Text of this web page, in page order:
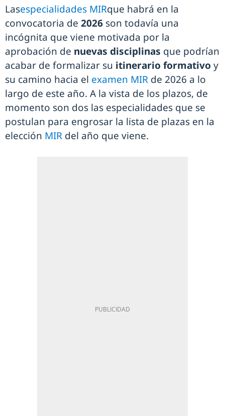
Lasespecialidades MIRque habrá en la
convocatoria de 2026 son todavía una
incógnita que viene motivada por la
aprobación de nuevas disciplinas que podrían
acabar de formalizar su itinerario formativo y
su camino hacia el examen MIR de 2026 a lo
largo de este año. A la vista de los plazos, de
momento son dos las especialidades que se
postulan para engrosar la lista de plazas en la
elección MIR del año que viene.